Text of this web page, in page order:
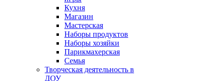
Кухня
Магазин
Мастерская
Наборы продуктов
Наборы хозяйки
Парикмахерская
Семья
Творческая деятельность в
ДОУ